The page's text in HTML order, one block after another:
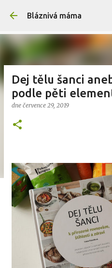
Přeskočit na
Bláznivá máma
Dej tělu šanci
podle pěti
dne července 29, 2019